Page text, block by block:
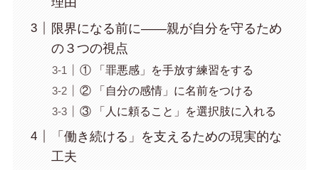
限界になる前に——親が自分を守るため
の３つの視点
① 「罪悪感」を手放す練習をする
② 「自分の感情」に名前をつける
③ 「人に頼ること」を選択肢に入れる
「働き続ける」を支えるための現実的な
工夫